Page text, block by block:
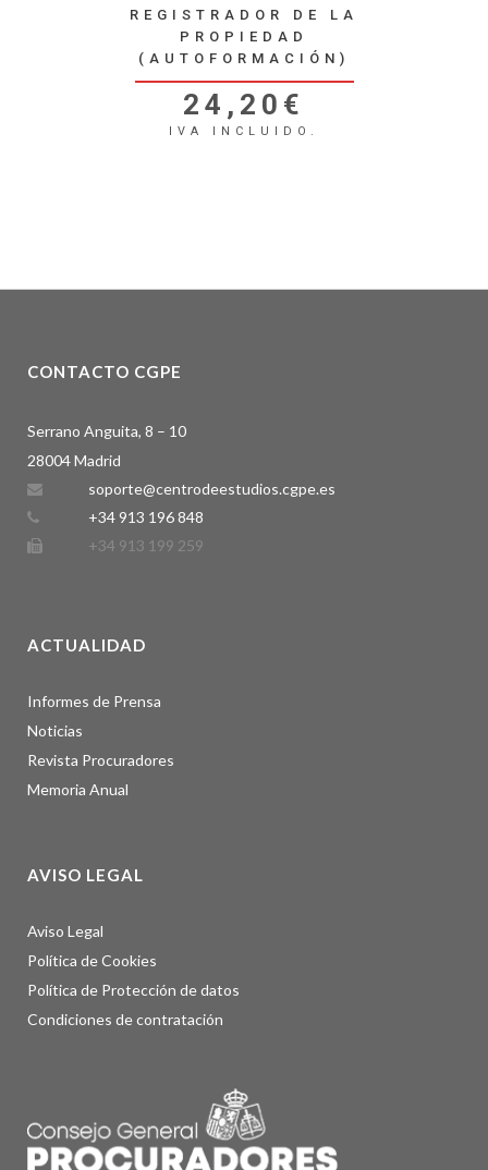
REGISTRADOR DE LA
PROPIEDAD
(AUTOFORMACIÓN)
24,20 €
IVA INCLUIDO.
CONTACTO CGPE
Serrano Anguita, 8 – 10
28004 Madrid
soporte@centrodeestudios.cgpe.es
+34 913 196 848
+34 913 199 259
ACTUALIDAD
Informes de Prensa
Noticias
Revista Procuradores
Memoria Anual
AVISO LEGAL
Aviso Legal
Política de Cookies
Política de Protección de datos
Condiciones de contratación